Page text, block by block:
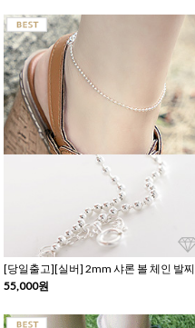
[당일출고][실버] 2mm 샤론 볼 체인 발찌
55,000원